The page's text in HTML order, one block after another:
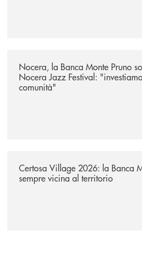
Nocera, la Banca Monte Pruno
Nocera Jazz Festival:
comunità"
Certosa Village 2026: la Banca
sempre vicina al territorio